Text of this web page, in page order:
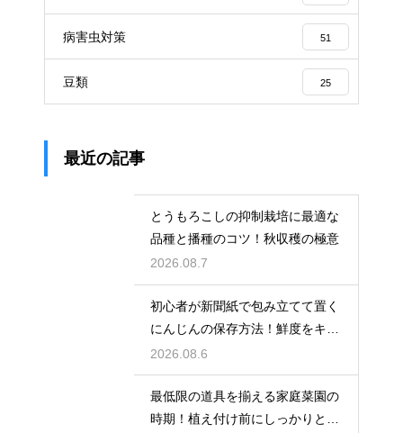
病害虫対策 51
豆類 25
最近の記事
とうもろこしの抑制栽培に最適な
品種と播種のコツ！秋収穫の極意
2026.08.7
初心者が新聞紙で包み立てて置く
にんじんの保存方法！鮮度をキー
プする
2026.08.6
最低限の道具を揃える家庭菜園の
時期！植え付け前にしっかりと準